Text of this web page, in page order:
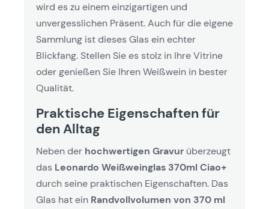
wird es zu einem einzigartigen und
unvergesslichen Präsent. Auch für die eigene
Sammlung ist dieses Glas ein echter
Blickfang. Stellen Sie es stolz in Ihre Vitrine
oder genießen Sie Ihren Weißwein in bester
Qualität.
Praktische Eigenschaften für
den Alltag
Neben der hochwertigen Gravur überzeugt
das Leonardo Weißweinglas 370ml Ciao+
durch seine praktischen Eigenschaften. Das
Glas hat ein Randvollvolumen von 370 ml